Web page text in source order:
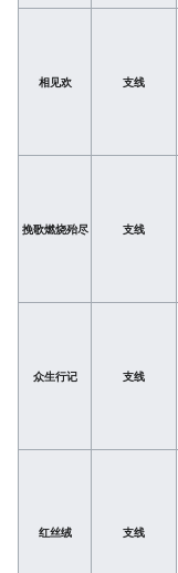
相见欢 支线
挽歌燃烧殆尽 支线
众生行记 支线
红丝绒 支线